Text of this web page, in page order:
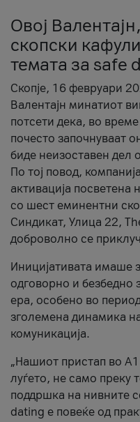
Овој
скопски
темата за safe
Скопје, 16 февруари
Валентајн минатиот
потсети дека, во
почесто започнуваат
биде неизоставен дел
По тој повод,
активација посветена
со шест еминентни
Синдикат, Улица 22,
доброволно се
Иницијативата имаше
одговорно и безбедно
ера, особено во
зголемена динамика
комуникација.
„Нашиот пристап во
луѓето, не само преку
поддршка на нивните
dating е повеќе од